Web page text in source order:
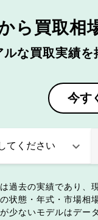
ら 買取相
な買取実績を
今す
過去の実績であり、
状態・年式・市場相
少ないモデルはデー